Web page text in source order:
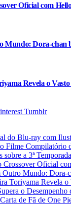
Oficial com
Dora-chan
Revela o
Tumblr
do Blu-ray com
Filme Compilatório
a 3ª
Oficial
Mundo: Dora-
Toriyama Revela
o Desempenho
de Fã de One